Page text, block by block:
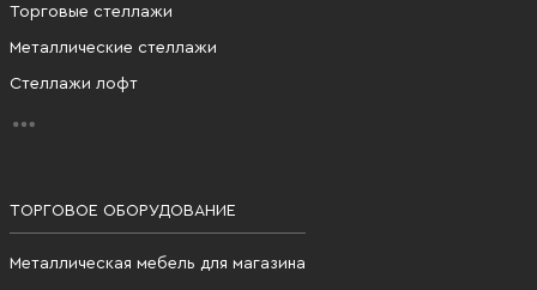
Торговые стеллажи
Металлические стеллажи
Стеллажи лофт
ТОРГОВОЕ ОБОРУДОВАНИЕ
Металлическая мебель для магазина